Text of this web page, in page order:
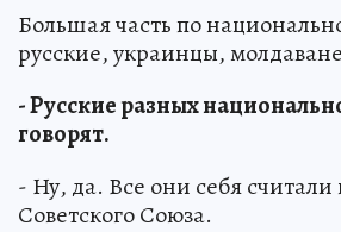
Большая часть по
русские, украинцы,
- Русские разных
говорят.
- Ну, да. Все они себя
Советского Союза.